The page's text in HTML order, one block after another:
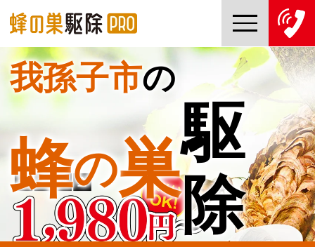
TOP
蜂の巣駆除PROについて
蜂の巣駆除ご依頼の流れ
対応エリア一覧
我孫子市の
蜂の巣
駆
除